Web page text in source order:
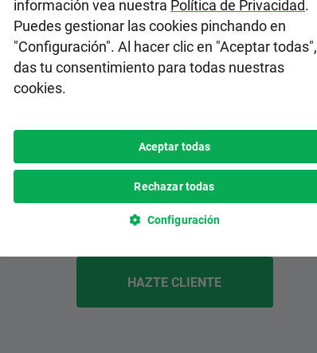
Elige el método de depósito más
conveniente para ti entre varias opciones,
inlcuyendo pagos instantáneos y
gratuitos.
HAZTE CLIENTE
información vea nuestra Política de Privacidad.
Puedes gestionar las cookies pinchando en
"Configuración". Al hacer clic en "Aceptar todas",
das tu consentimiento para todas nuestras
cookies.
Aceptar todas
Rechazar todas
Configuración